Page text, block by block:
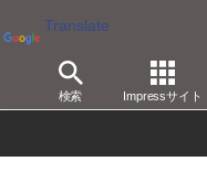
Translate
検索 Impressサイト